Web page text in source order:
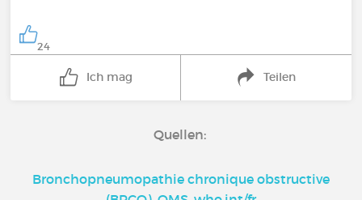
24
Ich mag Teilen
Quellen:
Bronchopneumopathie chronique obstructive